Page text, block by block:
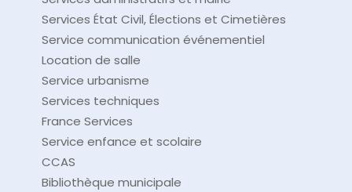
Services État Civil, Élections et Cimetières
Service communication événementiel
Location de salle
Service urbanisme
Services techniques
France Services
Service enfance et scolaire
CCAS
Bibliothèque municipale